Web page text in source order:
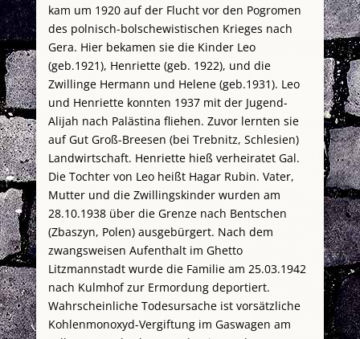
kam um 1920 auf der Flucht vor den Pogromen
des polnisch-bolschewistischen Krieges nach
Gera. Hier bekamen sie die Kinder Leo
(geb.1921), Henriette (geb. 1922), und die
Zwillinge Hermann und Helene (geb.1931). Leo
und Henriette konnten 1937 mit der Jugend-
Alijah nach Palästina fliehen. Zuvor lernten sie
auf Gut Groß-Breesen (bei Trebnitz, Schlesien)
Landwirtschaft. Henriette hieß verheiratet Gal.
Die Tochter von Leo heißt Hagar Rubin. Vater,
Mutter und die Zwillingskinder wurden am
28.10.1938 über die Grenze nach Bentschen
(Zbaszyn, Polen) ausgebürgert. Nach dem
zwangsweisen Aufenthalt im Ghetto
Litzmannstadt wurde die Familie am 25.03.1942
nach Kulmhof zur Ermordung deportiert.
Wahrscheinliche Todesursache ist vorsätzliche
Kohlenmonoxyd-Vergiftung im Gaswagen am